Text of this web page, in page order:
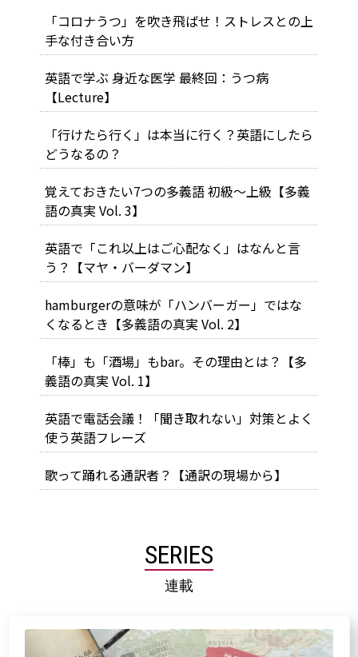
「コロナうつ」を吹き飛ばせ！ストレスとの上
手な付き合い方
英語で学ぶ 身近な医学 最終回：うつ病
【Lecture】
「行けたら行く」は本当に行く？英語にしたら
どうなるの？
覚えておきたい7つの多義語 初級～上級【多義
語の真実 Vol. 3】
英語で「これ以上はご心配なく」はなんと言
う？【マヤ・バーダマン】
hamburgerの意味が「ハンバーガー」ではな
くなるとき【多義語の真実 Vol. 2】
「棒」も「酒場」もbar。その理由とは？【多
義語の真実 Vol. 1】
英語で電話会議！「聞き取れない」対策とよく
使う英語フレーズ
歌って踊れる通訳者？【通訳の現場から】
SERIES
連載